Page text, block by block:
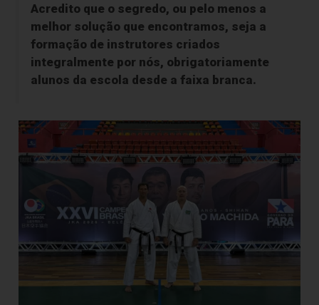
Acredito que o segredo, ou pelo menos a
melhor solução que encontramos, seja a
formação de instrutores criados
integralmente por nós, obrigatoriamente
alunos da escola desde a faixa branca.